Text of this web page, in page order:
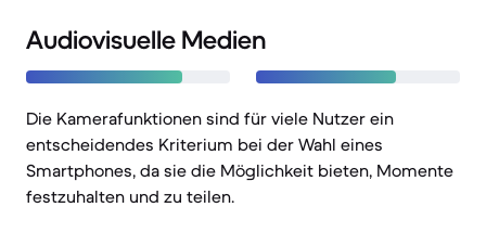
Audiovisuelle Medien
Die Kamerafunktionen sind für viele Nutzer ein
entscheidendes Kriterium bei der Wahl eines
Smartphones, da sie die Möglichkeit bieten, Momente
festzuhalten und zu teilen.